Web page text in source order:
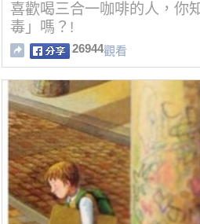
喜歡喝三合一咖啡的人，你
毒」嗎？!
26944觀看